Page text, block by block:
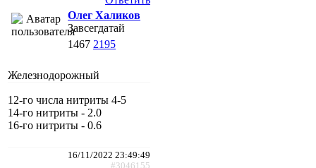
Олег Халиков
Завсегдатай
1467 2195
Железнодорожный
12-го числа нитриты 4-5
14-го нитриты - 2.0
16-го нитриты - 0.6
16/11/2022 23:49:49
#3046155